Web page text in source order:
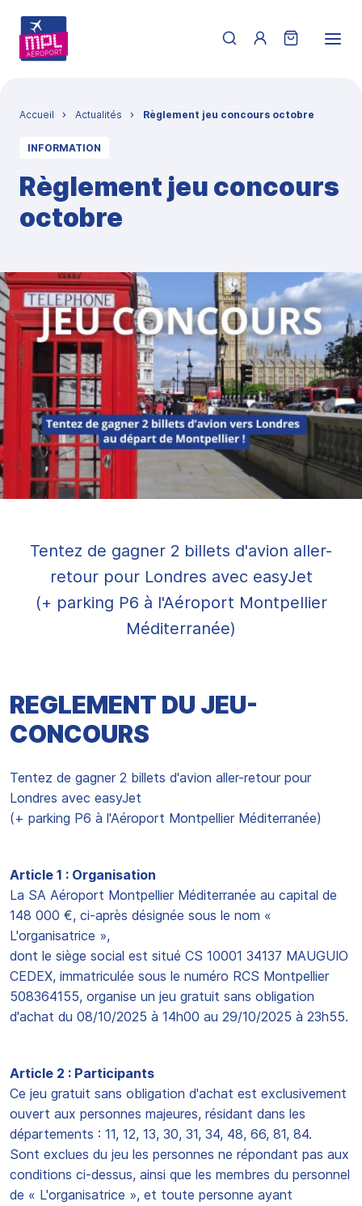
Fil d'Ariane
Accueil Actualités Règlement jeu concours octobre
INFORMATION
Règlement jeu concours
octobre
Tentez de gagner 2 billets d'avion aller-
retour pour Londres avec easyJet
(+ parking P6 à l'Aéroport Montpellier
Méditerranée)
REGLEMENT DU JEU-
CONCOURS
Tentez de gagner 2 billets d'avion aller-retour pour
Londres avec easyJet
(+ parking P6 à l'Aéroport Montpellier Méditerranée)
Article 1 : Organisation
La SA Aéroport Montpellier Méditerranée au capital de
148 000 €, ci-après désignée sous le nom «
L'organisatrice »,
dont le siège social est situé CS 10001 34137 MAUGUIO
CEDEX, immatriculée sous le numéro RCS Montpellier
508364155, organise un jeu gratuit sans obligation
d'achat du 08/10/2025 à 14h00 au 29/10/2025 à 23h55.
Article 2 : Participants
Ce jeu gratuit sans obligation d'achat est exclusivement
ouvert aux personnes majeures, résidant dans les
départements : 11, 12, 13, 30, 31, 34, 48, 66, 81, 84.
Sont exclues du jeu les personnes ne répondant pas aux
conditions ci-dessus, ainsi que les membres du personnel
de « L'organisatrice », et toute personne ayant